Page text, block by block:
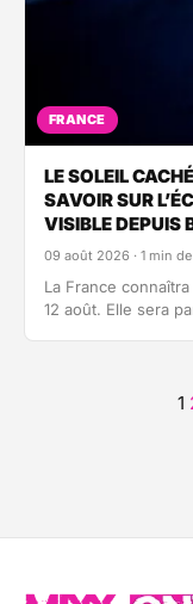
FRANCE
LE SOLEIL
SAVOIR SUR
VISIBLE DEPUIS
09 août 2026 · 1 min
La France
12 août. Elle sera
1